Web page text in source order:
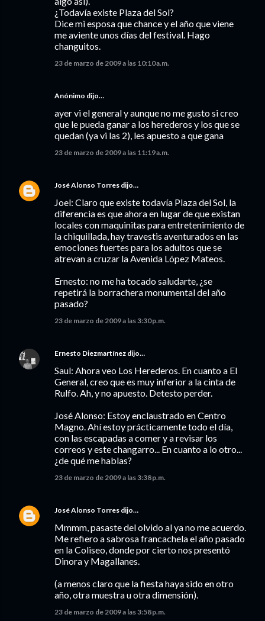
¿Todavía existe Plaza del Sol?
Dice mi esposa que chance y el año que viene
me aviente unos días del festival. Hago
changuitos.
23 de marzo de 2009 a las 10:10 a.m.
Anónimo dijo…
ayer vi el general y aunque no me gusto si creo
que le pueda ganar a los herederos y los que se
quedan (ya vi las 2), les apuesto a que gana
23 de marzo de 2009 a las 11:19 a.m.
José Alonso Torres dijo…
Joel: Claro que existe todavía Plaza del Sol, la
diferencia es que ahora en lugar de que existan
locales con maquinitas para entretenimiento de
la chiquillada, hay travestis aventurados en las
emociones fuertes para los adultos que se
atrevan a cruzar la Avenida López Mateos.
Ernesto: no me ha tocado saludarte, ¿se
repetirá la borrachera monumental del año
pasado?
23 de marzo de 2009 a las 3:30 p.m.
Ernesto Diezmartínez dijo…
Saul: Ahora veo Los Herederos. En cuanto a El
General, creo que es muy inferior a la cinta de
Rulfo. Ah, y no apuesto. Detesto perder.
José Alonso: Estoy enclaustrado en Centro
Magno. Ahí estoy prácticamente todo el día,
con las escapadas a comer y a revisar los
correos y este changarro... En cuanto a lo otro...
¿de qué me hablas?
23 de marzo de 2009 a las 3:38 p.m.
José Alonso Torres dijo…
Mmmm, pasaste del olvido al ya no me acuerdo.
Me refiero a sabrosa francachela el año pasado
en la Coliseo, donde por cierto nos presentó
Dinora y Magallanes.
(a menos claro que la fiesta haya sido en otro
año, otra muestra u otra dimensión).
23 de marzo de 2009 a las 3:58 p.m.